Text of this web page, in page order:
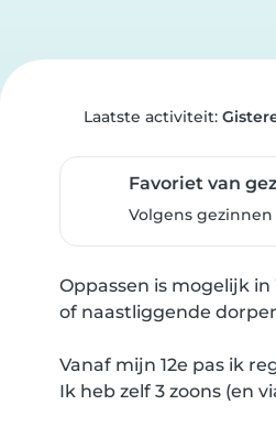
Laatste activiteit:
Favoriet van
Volgens
Oppassen is mogelijk
of naastliggende
Vanaf mijn 12e pas ik
Ik heb zelf 3 zoons (en